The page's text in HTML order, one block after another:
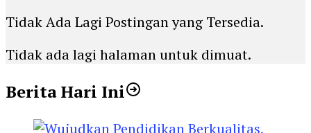
Tidak Ada Lagi Postingan yang Tersedia.
Tidak ada lagi halaman untuk dimuat.
Berita Hari Ini